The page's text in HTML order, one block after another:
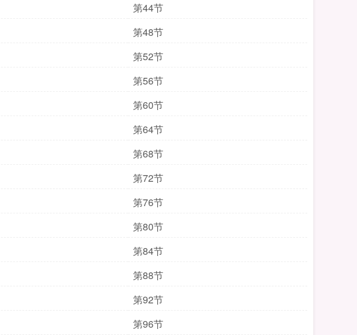
第44节
第48节
第52节
第56节
第60节
第64节
第68节
第72节
第76节
第80节
第84节
第88节
第92节
第96节